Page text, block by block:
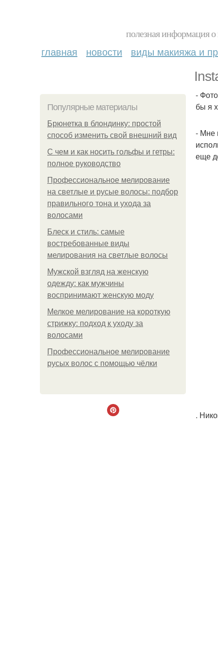
полезная информация
главная новости виды макияжа и
Популярные материалы
Брюнетка в блондинку: простой
способ изменить свой внешний вид
С чем и как носить гольфы и гетры:
полное руководство
Профессиональное мелирование
на светлые и русые волосы: подбор
правильного тона и ухода за
волосами
Блеск и стиль: самые
востребованные виды
мелирования на светлые волосы
Мужской взгляд на женскую
одежду: как мужчины
воспринимают женскую моду
Мелкое мелирование на короткую
стрижку: подход к уходу за
волосами
Профессиональное мелирование
русых волос с помощью чёлки
-
бы я
- Мне
еще
.